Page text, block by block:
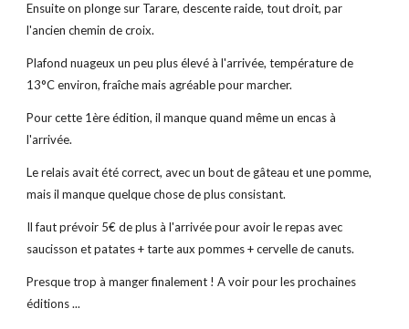
Ensuite on plonge sur Tarare, descente raide, tout droit, par
l'ancien chemin de croix.
Plafond nuageux un peu plus élevé à l'arrivée, température de
13°C environ, fraîche mais agréable pour marcher.
Pour cette 1ère édition, il manque quand même un encas à
l'arrivée.
Le relais avait été correct, avec un bout de gâteau et une pomme,
mais il manque quelque chose de plus consistant.
Il faut prévoir 5€ de plus à l'arrivée pour avoir le repas avec
saucisson et patates + tarte aux pommes + cervelle de canuts.
Presque trop à manger finalement ! A voir pour les prochaines
éditions ...